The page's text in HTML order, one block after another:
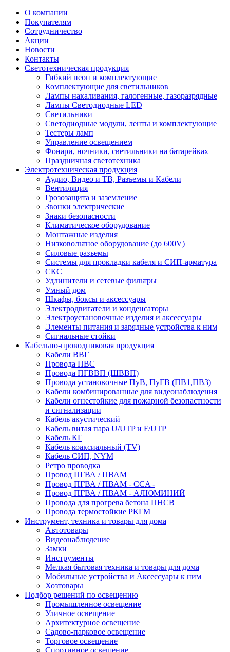
О компании
Покупателям
Сотрудничество
Акции
Новости
Контакты
Светотехническая продукция
Гибкий неон и комплектующие
Комплектующие для светильников
Лампы накаливания, галогенные, газоразрядные
Лампы Светодиодные LED
Светильники
Светодиодные модули, ленты и комплектующие
Тестеры ламп
Управление освещением
Фонари, ночники, светильники на батарейках
Праздничная светотехника
Электротехническая продукция
Аудио, Видео и ТВ, Разъемы и Кабели
Вентиляция
Грозозащита и заземление
Звонки электрические
Знаки безопасности
Климатическое оборудование
Монтажные изделия
Низковольтное оборудование (до 600V)
Силовые разъемы
Системы для прокладки кабеля и СИП-арматура
СКС
Удлинители и сетевые фильтры
Умный дом
Шкафы, боксы и аксессуары
Электродвигатели и конденсаторы
Электроустановочные изделия и аксессуары
Элементы питания и зарядные устройства к ним
Сигнальные стойки
Кабельно-проводниковая продукция
Кабели ВВГ
Провода ПВС
Провода ПГВВП (ШВВП)
Провода установочные ПуВ, ПуГВ (ПВ1,ПВ3)
Кабели комбинированные для видеонаблюдения
Кабели огнестойкие для пожарной безопастности
и сигнализации
Кабель акустический
Кабель витая пара U/UTP и F/UTP
Кабель КГ
Кабель коаксиальный (TV)
Кабель СИП, NYM
Ретро проводка
Провод ПГВА / ПВАМ
Провод ПГВА / ПВАМ - CCA -
Провод ПГВА / ПВАМ - АЛЮМИНИЙ
Провода для прогрева бетона ПНСВ
Провода термостойкие РКГМ
Инструмент, техника и товары для дома
Автотовары
Видеонаблюдение
Замки
Инструменты
Мелкая бытовая техника и товары для дома
Мобильные устройства и Аксессуары к ним
Хозтовары
Подбор решений по освещению
Промышленное освещение
Уличное освещение
Архитектурное освещение
Садово-парковое освещение
Торговое освещение
Спортивное освещение